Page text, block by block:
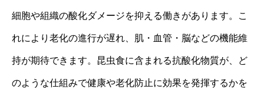
細胞や組織の酸化ダメージを抑える働きがあります。こ
れにより老化の進行が遅れ、肌・血管・脳などの機能維
持が期待できます。昆虫食に含まれる抗酸化物質が、ど
のような仕組みで健康や老化防止に効果を発揮するかを